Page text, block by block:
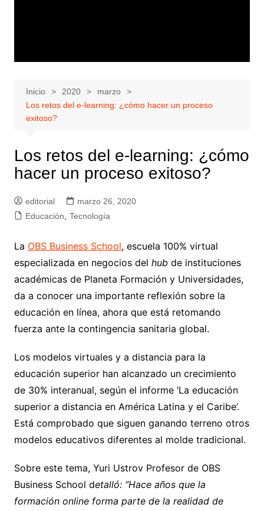
Inicio 2020
marzo
Los retos del e-learning: ¿cómo hacer un proceso
exitoso?
Los retos del e-learning: ¿cómo
hacer un proceso exitoso?
editorial
marzo 26, 2020
Educación
Tecnología
La OBS Business School, escuela 100% virtual
especializada en negocios del hubde instituciones
académicas de Planeta Formación y Universidades,
da a conocer una importante reflexión sobre la
educación en línea, ahora que está retomando
fuerza ante la contingencia sanitaria global.
Los modelos virtuales y a distancia para la
educación superior han alcanzado un crecimiento
de 30% interanual, según el informe ‘La educación
superior a distancia en América Latina y el Caribe’.
Está comprobado que siguen ganando terreno otros
modelos educativos diferentes al molde tradicional.
Sobre este tema, Yuri Ustrov Profesor de OBS
Business School detalló: “Hace años que la
formación online forma parte de la realidad de